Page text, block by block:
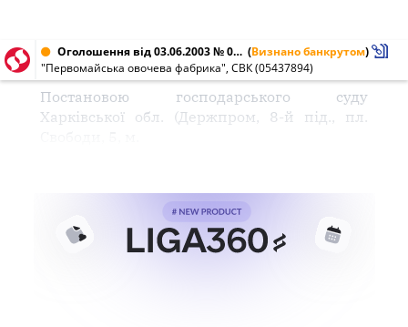
Оголошення від 03.06.2003 № 05437894 (Визнано банкрутом)
"Первомайська овочева фабрика", СВК (05437894)
Постановою господарського суду
Харківської обл. (Держпром, 8-й під., пл.